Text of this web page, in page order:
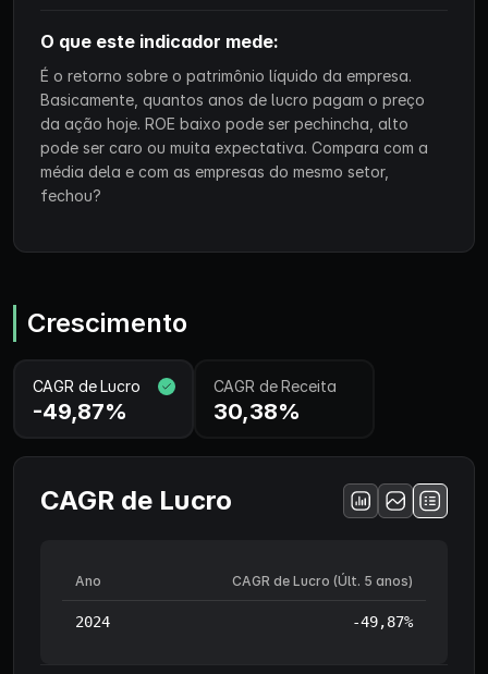
O que este indicador mede:
É o retorno sobre o patrimônio líquido da empresa.
Basicamente, quantos anos de lucro pagam o preço
da ação hoje. ROE baixo pode ser pechincha, alto
pode ser caro ou muita expectativa. Compara com a
média dela e com as empresas do mesmo setor,
fechou?
Crescimento
CAGR de Lucro
-49,87%
CAGR de Receita
30,38%
CAGR de Lucro
Ano CAGR de Lucro (Últ. 5 anos)
2024 -49,87%